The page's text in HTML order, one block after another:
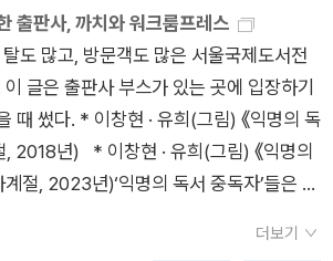
할 일도 없는 개체들이었다. 야생 나무늘보
잔다. 즉 우리보다 엄청나게 더 많이 자는
도몇몇 조류와 해양 포유류는 한 번에 뇌의
반쪽이 쿨쿨 자는 동안 다른 반쪽은 깨어
좀 무시무시한이야기도
마나 살 수 있을까? 사형수를상대로 이런
다고 하는구나. 그러네, 궁금하긴하지만,
가지에 잘 들어맞지 않을 때가 많다. 실제
시하게만드는 특성 자체는 전파 효율을 떨
병 중- P435이렇게 보면 나쁜 일들이 더
는 사실이 오히려 놀랍다. 에드 용은 애틀랜
와 포유류의 바이러스 중에서 종 사이의 장
염시킬 가능성이 있는 것들이 80만종류에
염병의 약 60퍼센트가 인수감염(zoonoti
내는지를 생각해보라. 그러나 어떤 친절하
우리 몸은 우리를 돌보고, 우리가 입으로
로부터 영양소를 추출하고, 수십 년 동안
준으로 어떻게든 계속 몸을 유지한다. 생활
는 오랜 시간이 걸린다.-알라딘 eBook <
음, 이한음 옮김) 중에서
출판사, 까치와 워크룸프레스
도 많고, 방문객도 많은 서울국제도서전
이 글은 출판사 부스가 있는 곳에 입장하기
(그림) 《익명의 독
유희(그림) 《익명의
절, 2023년)‘익명의 독서 중독자’들은 책
에 간 사람들을 ‘진정한 독서인’이 아니라
더보기